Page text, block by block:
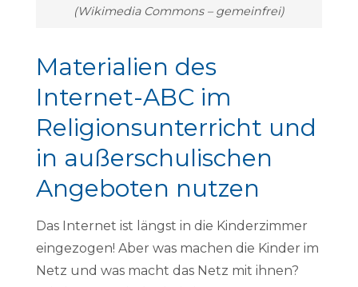
(Wikimedia Commons – gemeinfrei)
Materialien des
Internet-ABC im
Religionsunterricht und
in außerschulischen
Angeboten nutzen
Das Internet ist längst in die Kinderzimmer
eingezogen! Aber was machen die Kinder im
Netz und was macht das Netz mit ihnen?